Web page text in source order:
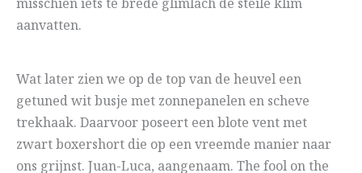
misschien iets té brede glimlach de steile klim
aanvatten.
Wat later zien we op de top van de heuvel een
getuned wit busje met zonnepanelen en scheve
trekhaak. Daarvoor poseert een blote vent met
zwart boxershort die op een vreemde manier naar
ons grijnst. Juan-Luca, aangenaam. The fool on the